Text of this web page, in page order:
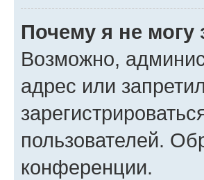
Почему я не могу
Возможно,
адрес или
пользователей.
конференции.